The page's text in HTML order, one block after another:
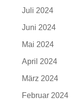
Juli 2024
Juni 2024
Mai 2024
April 2024
März 2024
Februar 2024